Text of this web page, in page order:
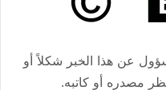
عن هذا الخبر شكلاً أو
مصدره أو كاتبه.